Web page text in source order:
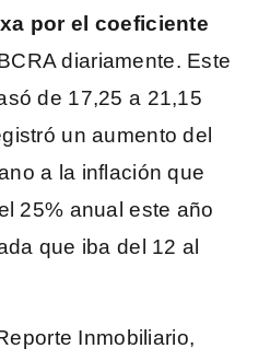
por el coeficiente
diariamente. Este
de 17,25 a 21,15
un aumento del
a la inflación que
25% anual este año
que iba del 12 al
Inmobiliario,